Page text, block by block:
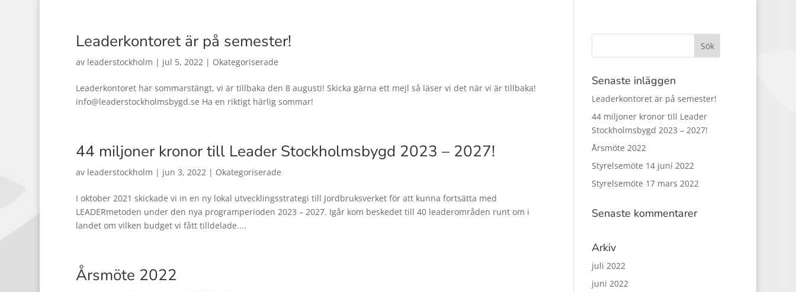
Leaderkontoret är på semester!
av leaderstockholm | jul 5, 2022| Okategoriserade
Leaderkontoret har sommarstängt, vi är tillbaka den 8 augusti! Skicka gärna ett mejl så läser vi det när vi är tillbaka!
info@leaderstockholmsbygd.se Ha en riktigt härlig sommar!
44 miljoner kronor till Leader Stockholmsbygd 2023 – 2027!
av leaderstockholm | jun 3, 2022| Okategoriserade
I oktober 2021 skickade vi in en ny lokal utvecklingsstrategi till Jordbruksverket för att kunna fortsätta med
LEADERmetoden under den nya programperioden 2023 – 2027. Igår kom beskedet till 40 leaderområden runt om i
landet om vilken budget vi fått tilldelade....
Årsmöte 2022
Senaste inläggen
Leaderkontoret är på semester!
44 miljoner kronor till Leader
Stockholmsbygd 2023 – 2027!
Årsmöte 2022
Styrelsemöte 14 juni 2022
Styrelsemöte 17 mars 2022
Senaste kommentarer
Arkiv
juli 2022
juni 2022